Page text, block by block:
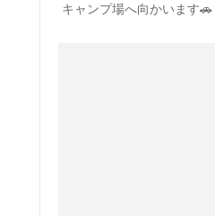
キャンプ場へ向かいます🚗